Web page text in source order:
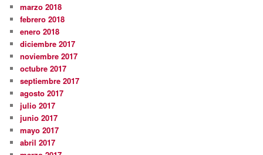
marzo 2018
febrero 2018
enero 2018
diciembre 2017
noviembre 2017
octubre 2017
septiembre 2017
agosto 2017
julio 2017
junio 2017
mayo 2017
abril 2017